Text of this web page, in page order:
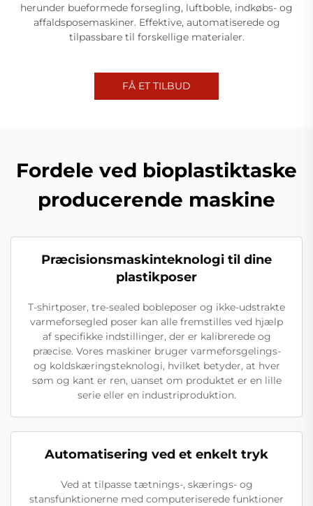
herunder bueformede forsegling, luftboble, indkøbs- og
affaldsposemaskiner. Effektive, automatiserede og
tilpassbare til forskellige materialer.
FÅ ET TILBUD
Fordele ved bioplastiktaske
producerende maskine
Præcisionsmaskinteknologi til dine
plastikposer
T-shirtposer, tre-sealed bobleposer og ikke-udstrakte
varmeforsegled poser kan alle fremstilles ved hjælp
af specifikke indstillinger, der er kalibrerede og
præcise. Vores maskiner bruger varmeforsgelings-
og koldskæringsteknologi, hvilket betyder, at hver
søm og kant er ren, uanset om produktet er en lille
serie eller en industriproduktion.
Automatisering ved et enkelt tryk
Ved at tilpasse tætnings-, skærings- og
stansfunktionerne med computeriserede funktioner